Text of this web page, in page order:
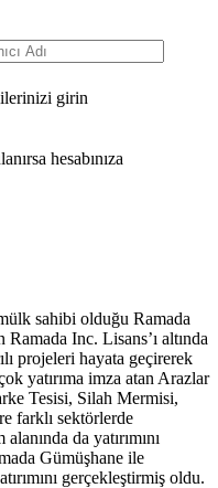
girin
hesabınıza
sahibi olduğu Ramada
Inc. Lisans’ı altında
projeleri hayata geçirerek
yatırıma imza atan Arazlar
Tesisi, Silah Mermisi,
farklı sektörlerde
da yatırımını
Gümüşhane ile
gerçekleştirmiş oldu.